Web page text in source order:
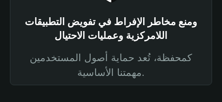
ومنع مخاطر الإفراط في تفويض التطبيقات
اللامركزية وعمليات الاحتيال
كمحفظة، تُعد حماية أصول المستخدمين
مهمتنا الأساسية.